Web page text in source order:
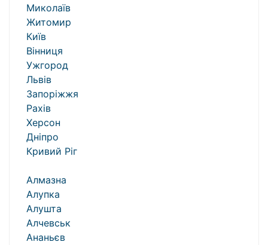
Миколаїв
Житомир
Київ
Вінниця
Ужгород
Львів
Запоріжжя
Рахів
Херсон
Дніпро
Кривий Ріг
Алмазна
Алупка
Алушта
Алчевськ
Ананьєв